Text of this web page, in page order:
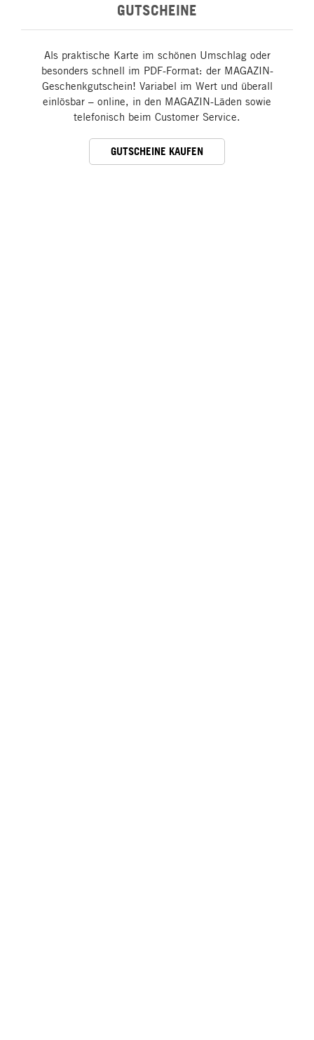
GUTSCHEINE
Als praktische Karte im schönen Umschlag oder
besonders schnell im PDF-Format: der MAGAZIN-
Geschenkgutschein! Variabel im Wert und überall
einlösbar – online, in den MAGAZIN-Läden sowie
telefonisch beim Customer Service.
GUTSCHEINE KAUFEN